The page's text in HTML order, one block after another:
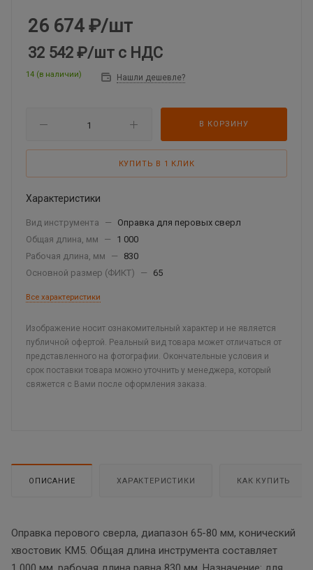
26 674 ₽/шт
32 542 ₽/шт с НДС
14 (в наличии) Нашли дешевле?
В КОРЗИНУ
КУПИТЬ В 1 КЛИК
Характеристики
Вид инструмента —
Оправка для перовых сверл
Общая длина, мм
—
1 000
Рабочая длина, мм
—
830
Основной размер (ФИКТ)
— 65
Все характеристики
Изображение носит ознакомительный характер и не является
публичной офертой. Реальный вид товара может отличаться от
представленного на фотографии. Окончательные условия и
срок поставки товара можно уточнить у менеджера, который
свяжется с Вами после оформления заказа.
ОПИСАНИЕ ХАРАКТЕРИСТИКИ КАК КУПИТЬ
Оправка перового сверла, диапазон 65-80 мм, конический
хвостовик КМ5. Общая длина инструмента составляет